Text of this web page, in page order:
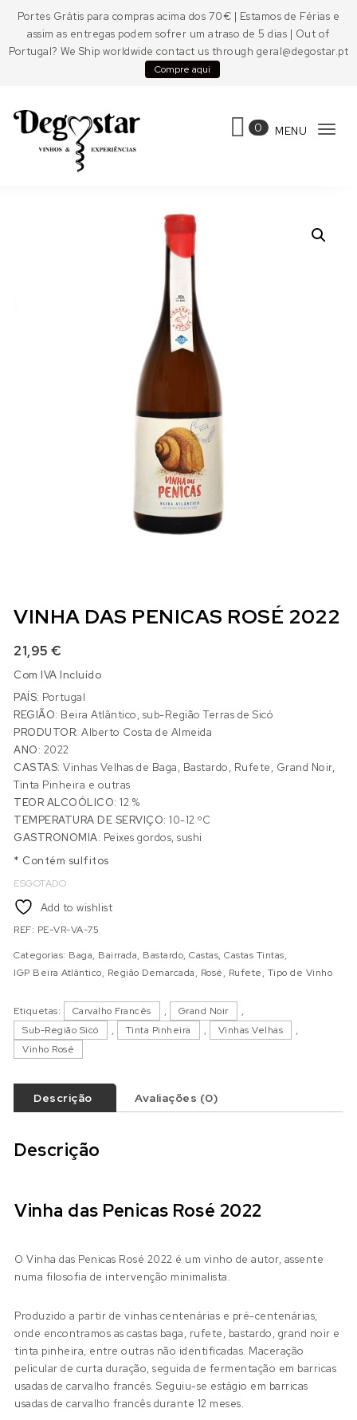
Portes Grátis para compras acima dos 70€ | Estamos de Férias e
assim as entregas podem sofrer um atraso de 5 dias | Out of
Portugal? We Ship worldwide contact us through geral@degostar.pt
Compre aqui
0 MENU
VINHA DAS PENICAS ROSÉ 2022
21,95€
Com IVA Incluído
PAÍS: Portugal
REGIÃO: Beira Atlântico, sub-Região Terras de Sicó
PRODUTOR: Alberto Costa de Almeida
ANO: 2022
CASTAS: Vinhas Velhas de Baga, Bastardo, Rufete, Grand Noir,
Tinta Pinheira e outras
TEOR ALCOÓLICO:12 %
TEMPERATURA DE SERVIÇO: 10-12 ºC
GASTRONOMIA: Peixes gordos, sushi
* Contém sulfitos
ESGOTADO
Add to wishlist
REF: PE-VR-VA-75
Categorias: Baga, Bairrada, Bastardo,Castas,Castas Tintas,
IGP Beira Atlântico, Região Demarcada, Rosé, Rufete, Tipo de Vinho
Etiquetas: Carvalho Francês , Grand Noir
,
Sub-Região Sicó
, Tinta Pinheira , Vinhas Velhas
,
Vinho Rosé
Descrição Avaliações (0)
Descrição
Vinha das Penicas Rosé 2022
O Vinha das Penicas Rosé 2022 é um vinho de autor, assente
numa filosofia de intervenção minimalista.
Produzido a partir de vinhas centenárias e pré-centenárias,
onde encontramos as castas baga, rufete, bastardo, grand noir e
tinta pinheira, entre outras não identificadas. Maceração
pelicular de curta duração, seguida de fermentação em barricas
usadas de carvalho francês. Seguiu-se estágio em barricas
usadas de carvalho francês durante 12 meses.